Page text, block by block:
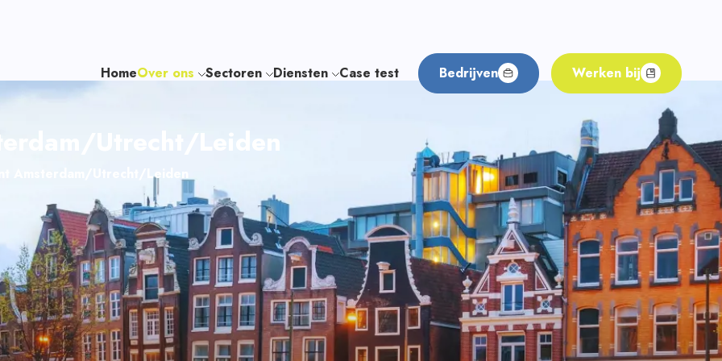
HomeOver ons Sectoren Diensten Case test Bedrijven Werken bij
Utrecht/Leiden
Amsterdam/Utrecht/Leiden